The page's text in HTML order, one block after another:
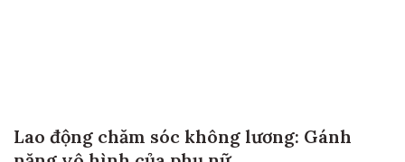
Lao động chăm sóc không lương: Gánh